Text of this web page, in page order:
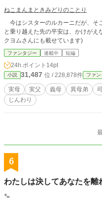
ねこまんまときみどりのことり
今はシスターのルカーニだが、そ
と乗り越えた先の平安は、かけがえないものなのだ。
クヨムさんにも載せています)
ファンタジー 連載中 短編
24h.ポイント 14pt
小説 31,487 位 / 228,878件 ファン
実母 実父 義母 異母弟
じんわり
6
わたしは決してあなたを離
㌔